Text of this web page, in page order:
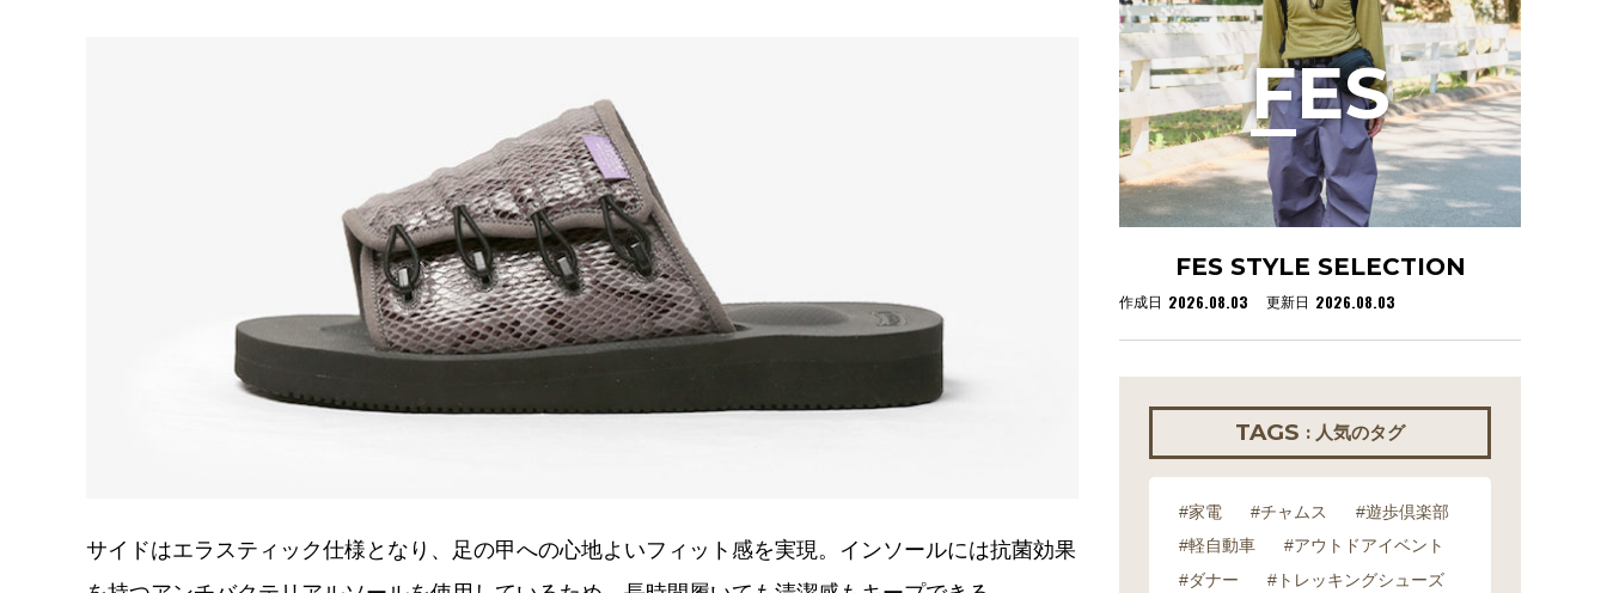
サイドはエラスティック仕様となり、足の甲への心地よいフィット感を実現。インソールには抗菌効果
FES STYLE SELECTION
作成日 2026.08.03 更新日 2026.08.03
FES
TAGS : 人気のタグ
#家電 #チャムス
#遊歩倶楽部
#軽自動車
#アウトドアイベント
#ダナー
#トレッキングシューズ